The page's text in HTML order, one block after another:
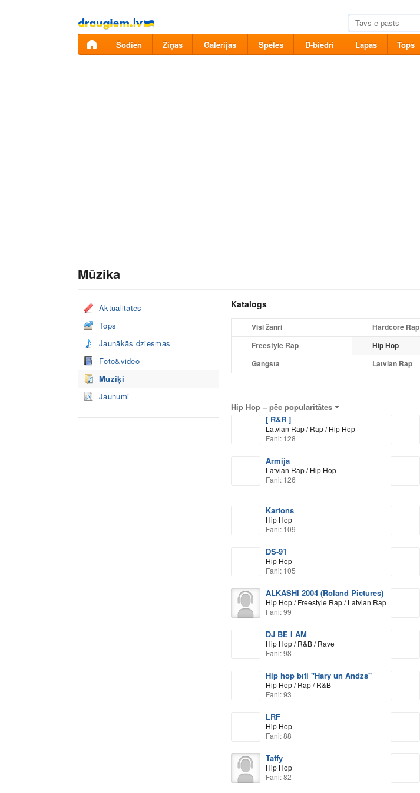
Pāriet
uz
saturu
Šodien Ziņas Galerijas Spēles D-biedri Lapas Tops
Mūzika
Aktualitātes
Tops
Jaunākās dziesmas
Foto&video
Mūziķi
Jaunumi
Katalogs
Visi žanri Hardcore Rap
Freestyle Rap
Hip Hop
Gangsta
Latvian Rap
Hip Hop –pēc popularitātes
[ R&R ]
Latvian Rap / Rap / Hip Hop
Fani: 128
Armija
Latvian Rap / Hip Hop
Fani: 126
Kartons
Hip Hop
Fani: 109
DS-91
Hip Hop
Fani: 105
ALKASHI 2004 (Roland Pictures)
Hip Hop / Freestyle Rap / Latvian Rap
Fani: 99
DJ BE I AM
Hip Hop / R&B / Rave
Fani: 98
Hip hop bīti "Hary un Andzs"
Hip Hop / Rap / R&B
Fani: 93
LRF
Hip Hop
Fani: 88
Taffy
Hip Hop
Fani: 82